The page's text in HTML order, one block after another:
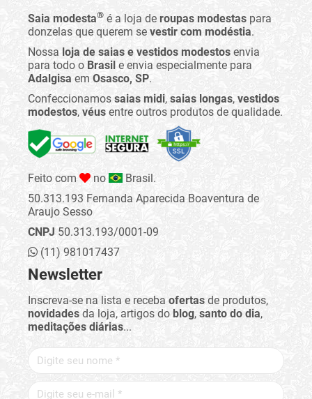
Saia modesta® é a loja de roupas modestas para
donzelas que querem se vestir com modéstia.
Nossa loja de saias e vestidos modestos envia
para todo o Brasil e envia especialmente para
Adalgisa em Osasco, SP.
Confeccionamos saias midi, saias longas, vestidos
modestos, véus entre outros produtos de qualidade.
Feito com no
Brasil.
50.313.193 Fernanda Aparecida Boaventura de
Araujo Sesso
CNPJ 50.313.193/0001-09
(11) 981017437
Newsletter
Inscreva-se na lista e receba ofertas de produtos,
novidades da loja, artigos do blog, santo do dia,
meditações diárias...